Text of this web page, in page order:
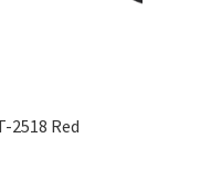
2518 Red